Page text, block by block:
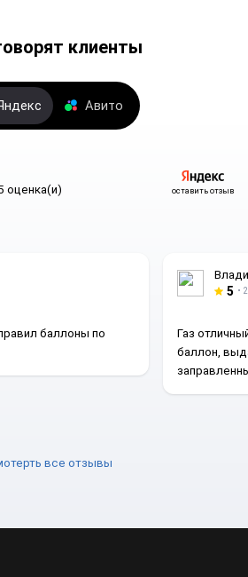
сварки. Безопасность,
любых задач.
клиенты
Авито
оценка(и) оставить отзыв
баллоны по
5 •
Газ
баллон,
все отзывы